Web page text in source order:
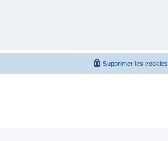
Supprimer les cookies